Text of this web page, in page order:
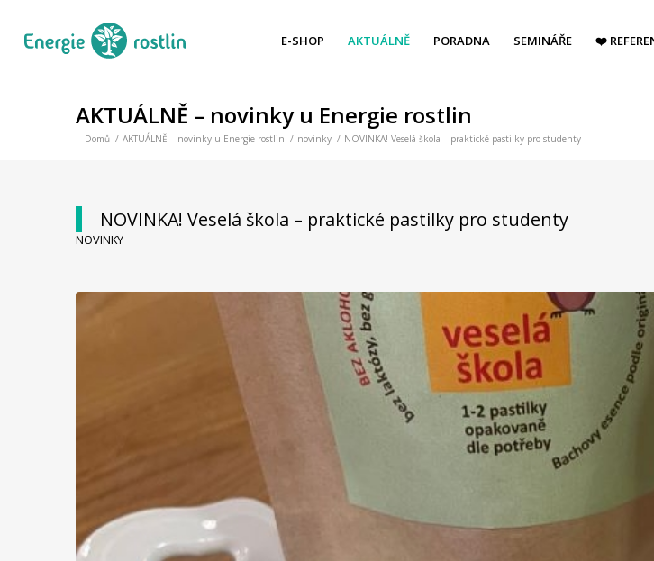
E-SHOP AKTUÁLNĚ PORADNA SEMINÁŘE ❤️
AKTUÁLNĚ – novinky u Energie rostlin
Domů / AKTUÁLNĚ – novinky u Energie rostlin / novinky / NOVINKA! Veselá škola – praktické pastilky pro studenty
NOVINKA! Veselá škola – praktické pastilky pro studenty
NOVINKY